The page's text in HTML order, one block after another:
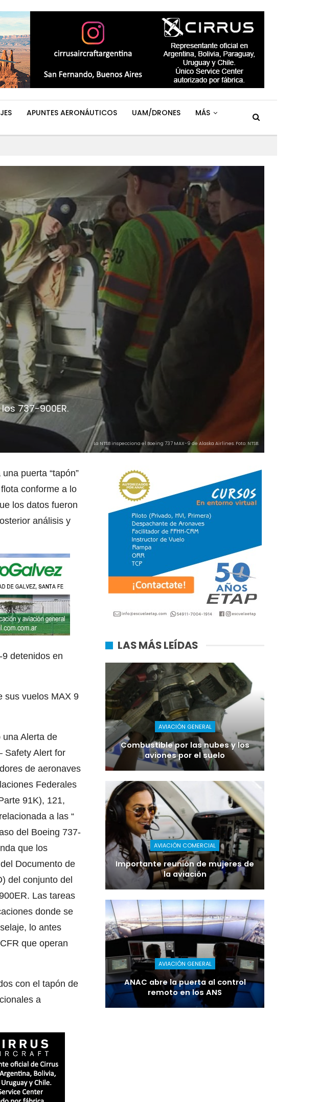
APUNTES AERONÁUTICOS UAM/DRONES MÁS
737-900ER.
La NTSB inspecciona el Boeing 737 MAX-9 de Alaska Airlines. Foto: NTSB.
puerta “tapón”
conforme a lo
los datos fueron
análisis y
detenidos en
sus vuelos MAX 9
una Alerta de
Safety Alert for
de aeronaves
Federales
91K), 121,
a las “
del Boeing 737-
que los
Documento de
del conjunto del
Las tareas
donde se
lo antes
que operan
con el tapón de
a
LAS MÁS LEÍDAS
AVIACIÓN GENERAL
Combustible por las nubes y los
aviones por el suelo
AVIACIÓN COMERCIAL
Importante reunión de mujeres de
la aviación
AVIACIÓN GENERAL
ANAC abre la puerta al control
remoto en los ANS